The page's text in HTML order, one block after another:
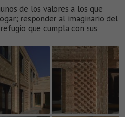
de los valores a los que
responder al imaginario del
que cumpla con sus